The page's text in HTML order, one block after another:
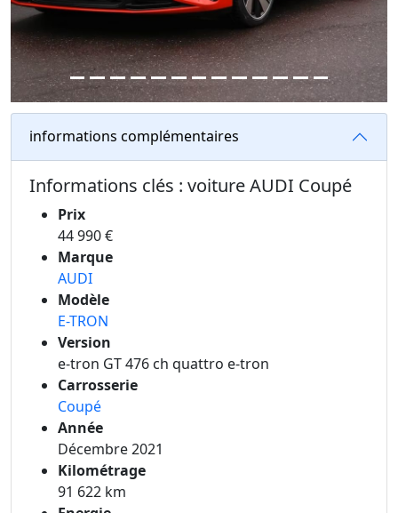
informations complémentaires
Informations clés : voiture AUDI Coupé
Prix
44 990 €
Marque
AUDI
Modèle
E-TRON
Version
e-tron GT 476 ch quattro e-tron
Carrosserie
Coupé
Année
Décembre 2021
Kilométrage
91 622 km